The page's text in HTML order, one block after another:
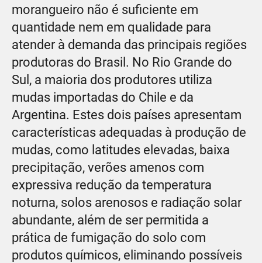
morangueiro não é suficiente em
quantidade nem em qualidade para
atender à demanda das principais regiões
produtoras do Brasil. No Rio Grande do
Sul, a maioria dos produtores utiliza
mudas importadas do Chile e da
Argentina. Estes dois países apresentam
características adequadas à produção de
mudas, como latitudes elevadas, baixa
precipitação, verões amenos com
expressiva redução da temperatura
noturna, solos arenosos e radiação solar
abundante, além de ser permitida a
prática de fumigação do solo com
produtos químicos, eliminando possíveis